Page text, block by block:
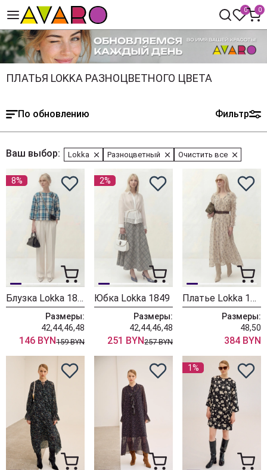
0 0
ПЛАТЬЯ LOKKA РАЗНОЦВЕТНОГО ЦВЕТА
По обновлению Фильтр
Ваш выбор: Lokka Разноцветный Очистить все
8%
Блузка Lokka 1858С
Размеры:
42,44,46,48
146 BYN159 BYN
2%
Юбка Lokka 1849
Размеры:
42,44,46,48
251 BYN257 BYN
Платье Lokka 1835
Размеры:
48,50
384 BYN
1%